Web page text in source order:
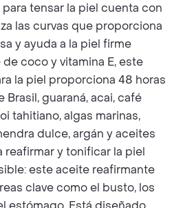
tensar la piel cuenta con
las curvas que proporciona
y ayuda a la piel firme
coco y vitamina E, este
la piel proporciona 48 horas
Brasil, guaraná, acai, café
tahitiano, algas marinas,
dulce, argán y aceites
reafirmar y tonificar la piel
este aceite reafirmante
clave como el busto, los